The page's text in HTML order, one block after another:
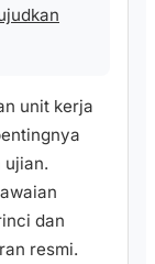
unit kerja
ujian.
dan
resmi.